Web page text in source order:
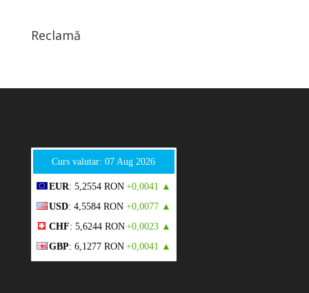
Reclamă
Curs valutar: 07 Aug 2026
EUR: 5,2554 RON +0,0041 ▲
USD: 4,5584 RON +0,0077 ▲
CHF: 5,6244 RON+0,0023 ▲
GBP: 6,1277 RON +0,0041 ▲